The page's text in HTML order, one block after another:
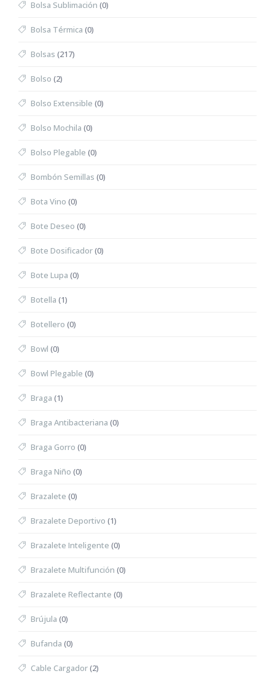
Bolsa Sublimación (0)
Bolsa Térmica (0)
Bolsas (217)
Bolso (2)
Bolso Extensible (0)
Bolso Mochila (0)
Bolso Plegable (0)
Bombón Semillas (0)
Bota Vino (0)
Bote Deseo (0)
Bote Dosificador(0)
Bote Lupa (0)
Botella (1)
Botellero (0)
Bowl (0)
Bowl Plegable (0)
Braga (1)
Braga Antibacteriana (0)
Braga Gorro (0)
Braga Niño (0)
Brazalete (0)
Brazalete Deportivo (1)
Brazalete Inteligente (0)
Brazalete Multifunción (0)
Brazalete Reflectante (0)
Brújula (0)
Bufanda (0)
Cable Cargador(2)